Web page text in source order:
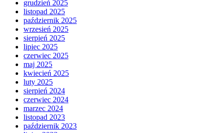
grudzień 2025
listopad 2025
październik 2025
wrzesień 2025
sierpień 2025
lipiec 2025
czerwiec 2025
maj 2025
kwiecień 2025
luty 2025
sierpień 2024
czerwiec 2024
marzec 2024
listopad 2023
październik 2023